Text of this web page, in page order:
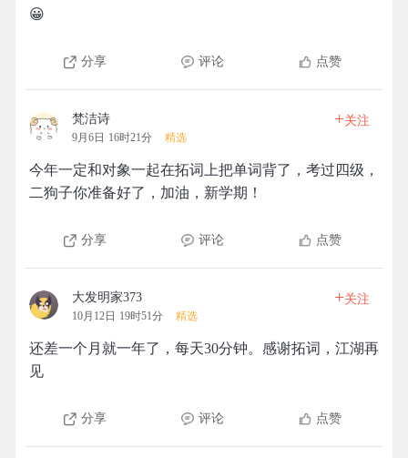
😀
分享 评论 点赞
梵洁诗
9月6日 16时21分 精选
+关注
今年一定和对象一起在拓词上把单词背了，考过四级，
二狗子你准备好了，加油，新学期！
分享 评论 点赞
大发明家373
10月12日 19时51分 精选
+关注
还差一个月就一年了，每天30分钟。感谢拓词，江湖再
见
分享 评论 点赞